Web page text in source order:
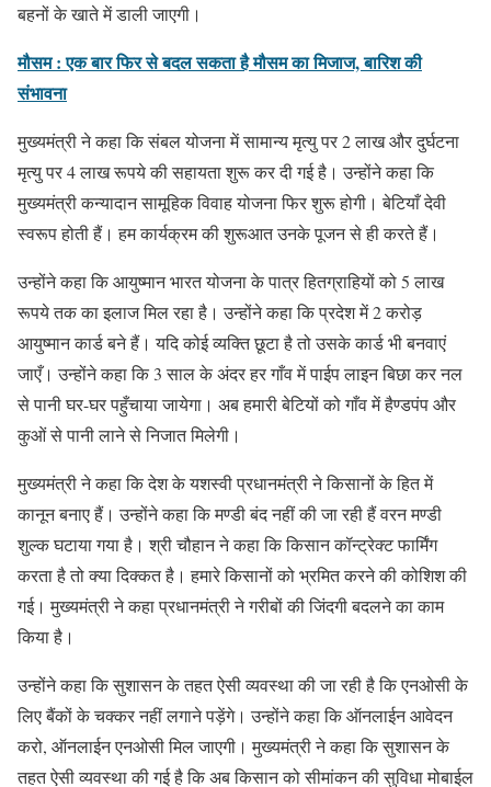
बहनों के खाते में डाली जाएगी।
मौसम : एक बार फिर से बदल सकता है मौसम का मिजाज, बारिश की
संभावना
मुख्यमंत्री ने कहा कि संबल योजना में सामान्य मृत्यु पर 2 लाख और दुर्घटना
मृत्यु पर 4 लाख रूपये की सहायता शुरू कर दी गई है। उन्होंने कहा कि
मुख्यमंत्री कन्यादान सामूहिक विवाह योजना फिर शुरू होगी। बेटियाँ देवी
स्वरूप होती हैं। हम कार्यक्रम की शुरूआत उनके पूजन से ही करते हैं।
उन्होंने कहा कि आयुष्मान भारत योजना के पात्र हितग्राहियों को 5 लाख
रूपये तक का इलाज मिल रहा है। उन्होंने कहा कि प्रदेश में 2 करोड़
आयुष्मान कार्ड बने हैं। यदि कोई व्यक्ति छूटा है तो उसके कार्ड भी बनवाएं
जाएँ। उन्होंने कहा कि 3 साल के अंदर हर गाँव में पाईप लाइन बिछा कर नल
से पानी घर-घर पहुँचाया जायेगा। अब हमारी बेटियों को गाँव में हैण्डपंप और
कुओं से पानी लाने से निजात मिलेगी।
मुख्यमंत्री ने कहा कि देश के यशस्वी प्रधानमंत्री ने किसानों के हित में
कानून बनाए हैं। उन्होंने कहा कि मण्डी बंद नहीं की जा रही हैं वरन मण्डी
शुल्क घटाया गया है। श्री चौहान ने कहा कि किसान कॉन्ट्रेक्ट फार्मिंग
करता है तो क्या दिक्कत है। हमारे किसानों को भ्रमित करने की कोशिश की
गई। मुख्यमंत्री ने कहा प्रधानमंत्री ने गरीबों की जिंदगी बदलने का काम
किया है।
उन्होंने कहा कि सुशासन के तहत ऐसी व्यवस्था की जा रही है कि एनओसी के
लिए बैंकों के चक्कर नहीं लगाने पड़ेंगे। उन्होंने कहा कि ऑनलाईन आवेदन
करो, ऑनलाईन एनओसी मिल जाएगी। मुख्यमंत्री ने कहा कि सुशासन के
तहत ऐसी व्यवस्था की गई है कि अब किसान को सीमांकन की सुविधा मोबाईल